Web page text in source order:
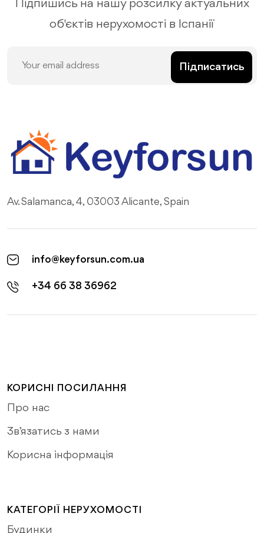
Підпишись на нашу розсилку актуальних
об'єктів нерухомості в Іспанії
Підписатись
Av. Salamanca, 4, 03003 Alicante, Spain
info@keyforsun.com.ua
+34 66 38 36962
КОРИСНІ ПОСИЛАННЯ
Про нас
Зв’язатись з нами
Корисна інформація
КАТЕГОРІЇ НЕРУХОМОСТІ
Будинки